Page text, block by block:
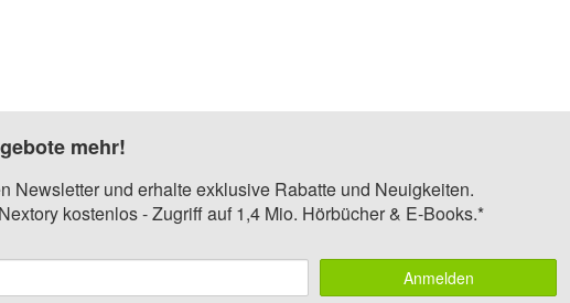
mehr!
Newsletter und erhalte exklusive Rabatte und Neuigkeiten.
kostenlos - Zugriff auf 1,4 Mio. Hörbücher & E-Books.*
Anmelden